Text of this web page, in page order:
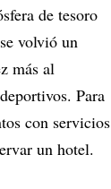
de tesoro
volvió un
más al
Para
con servicios
un hotel.